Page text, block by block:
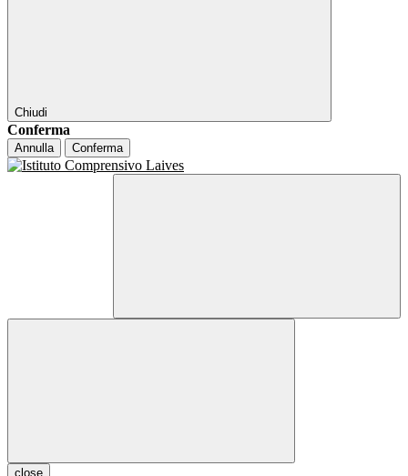
Chiudi
Conferma
Annulla Conferma
close